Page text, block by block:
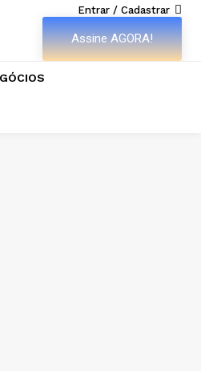
Entrar / Cadastrar
Assine AGORA!